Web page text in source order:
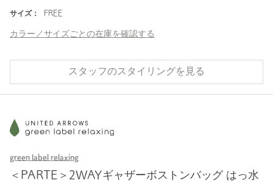
サイズ： FREE
カラー／サイズごとの在庫を確認する
スタッフのスタイリングを見る
green label relaxing
＜PARTE＞2WAYギャザーボストンバッグ はっ水